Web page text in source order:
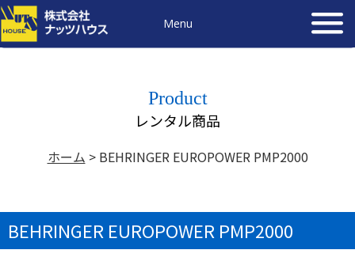
Menu
Product
レンタル商品
ホーム > BEHRINGER EUROPOWER PMP2000
BEHRINGER EUROPOWER PMP2000